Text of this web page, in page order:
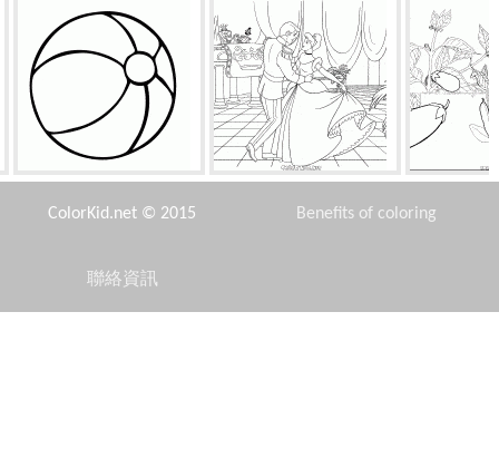
气圈 灰姑娘和王子跳舞 茄子
ColorKid.net © 2015 Benefits of coloring
聯絡資訊